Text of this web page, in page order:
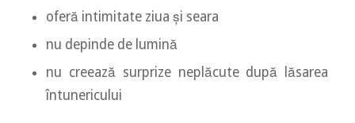
oferă intimitate ziua și seara
nu depinde de lumină
nu creează surprize neplăcute după lăsarea
întunericului